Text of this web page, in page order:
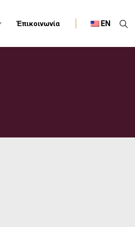
Ἐπικοινωνία EN